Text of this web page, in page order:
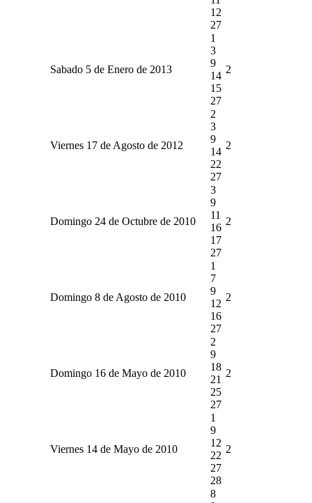
12
27
Sabado 5 de Enero de 2013
1
3
9
14
15
27
2
Viernes 17 de Agosto de 2012
2
3
9
14
22
27
2
Domingo 24 de Octubre de 2010
3
9
11
16
17
27
2
Domingo 8 de Agosto de 2010
1
7
9
12
16
27
2
Domingo 16 de Mayo de 2010
2
9
18
21
25
27
2
Viernes 14 de Mayo de 2010
1
9
12
22
27
28
2
8